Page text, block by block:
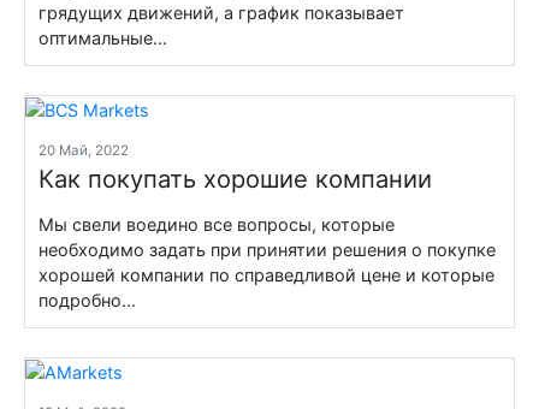
грядущих движений, а график показывает
оптимальные...
20 Май, 2022
Как покупать хорошие компании
Мы свели воедино все вопросы, которые
необходимо задать при принятии решения о покупке
хорошей компании по справедливой цене и которые
подробно...